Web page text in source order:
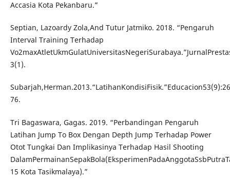
Accasia Kota Pekanbaru.”
Septian, Lazoardy Zola,And Tutur Jatmiko. 2018. “Pengaruh
Interval Training Terhadap
3(1).
76.
Tri Bagaswara, Gagas. 2019. “Perbandingan Pengaruh
Latihan Jump To Box Dengan Depth Jump Terhadap Power
Otot Tungkai Dan Implikasinya Terhadap Hasil Shooting
15 Kota Tasikmalaya).”